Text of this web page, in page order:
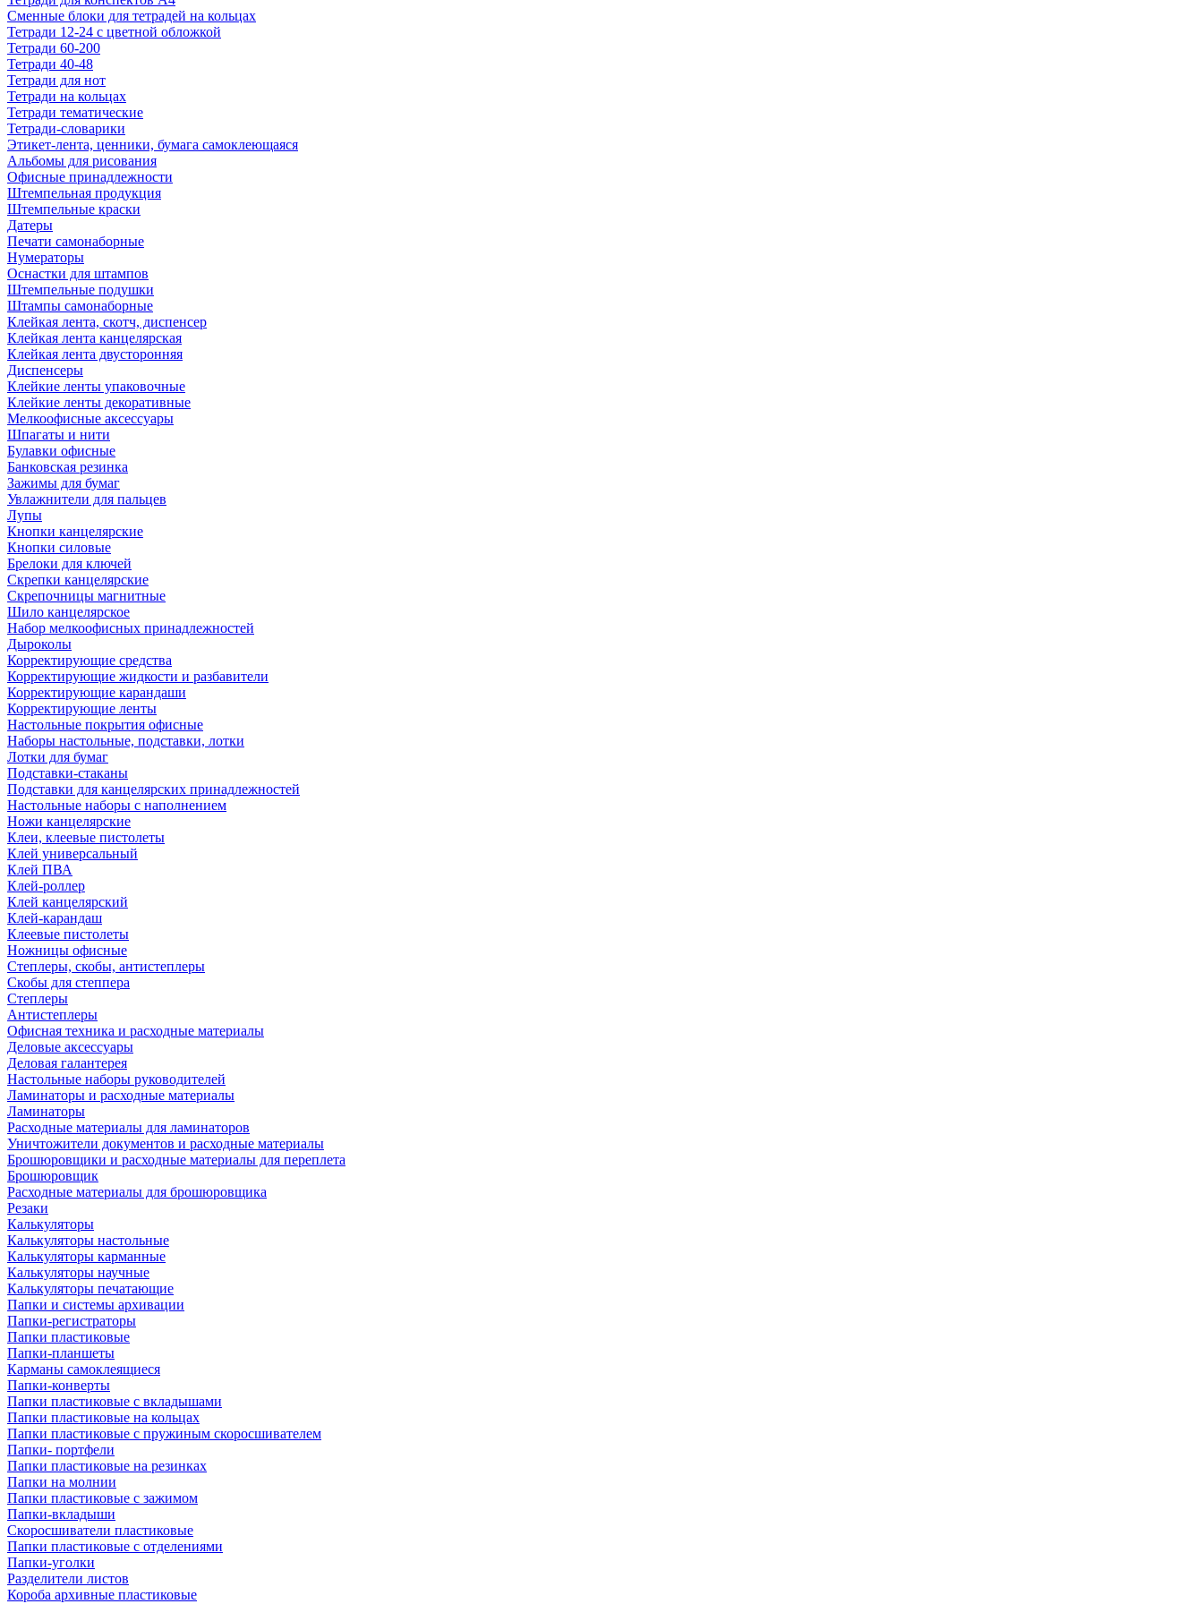
Сменные блоки для тетрадей на кольцах
Тетради 12-24 с цветной обложкой
Тетради 60-200
Тетради 40-48
Тетради для нот
Тетради на кольцах
Тетради тематические
Тетради-словарики
Этикет-лента, ценники, бумага самоклеющаяся
Альбомы для рисования
Офисные принадлежности
Штемпельная продукция
Штемпельные краски
Датеры
Печати самонаборные
Нумераторы
Оснастки для штампов
Штемпельные подушки
Штампы самонаборные
Клейкая лента, скотч, диспенсер
Клейкая лента канцелярская
Клейкая лента двусторонняя
Диспенсеры
Клейкие ленты упаковочные
Клейкие ленты декоративные
Мелкоофисные аксессуары
Шпагаты и нити
Булавки офисные
Банковская резинка
Зажимы для бумаг
Увлажнители для пальцев
Лупы
Кнопки канцелярские
Кнопки силовые
Брелоки для ключей
Скрепки канцелярские
Скрепочницы магнитные
Шило канцелярское
Набор мелкоофисных принадлежностей
Дыроколы
Корректирующие средства
Корректирующие жидкости и разбавители
Корректирующие карандаши
Корректирующие ленты
Настольные покрытия офисные
Наборы настольные, подставки, лотки
Лотки для бумаг
Подставки-стаканы
Подставки для канцелярских принадлежностей
Настольные наборы с наполнением
Ножи канцелярские
Клеи, клеевые пистолеты
Клей универсальный
Клей ПВА
Клей-роллер
Клей канцелярский
Клей-карандаш
Клеевые пистолеты
Ножницы офисные
Степлеры, скобы, антистеплеры
Скобы для степпера
Степлеры
Антистеплеры
Офисная техника и расходные материалы
Деловые аксессуары
Деловая галантерея
Настольные наборы руководителей
Ламинаторы и расходные материалы
Ламинаторы
Расходные материалы для ламинаторов
Уничтожители документов и расходные материалы
Брошюровщики и расходные материалы для переплета
Брошюровщик
Расходные материалы для брошюровщика
Резаки
Калькуляторы
Калькуляторы настольные
Калькуляторы карманные
Калькуляторы научные
Калькуляторы печатающие
Папки и системы архивации
Папки-регистраторы
Папки пластиковые
Папки-планшеты
Карманы самоклеящиеся
Папки-конверты
Папки пластиковые с вкладышами
Папки пластиковые на кольцах
Папки пластиковые с пружиным скоросшивателем
Папки- портфели
Папки пластиковые на резинках
Папки на молнии
Папки пластиковые с зажимом
Папки-вкладыши
Скоросшиватели пластиковые
Папки пластиковые с отделениями
Папки-уголки
Разделители листов
Короба архивные пластиковые